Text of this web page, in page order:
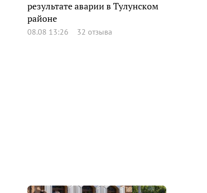
результате аварии в Тулунском
районе
08.08 13:26 32 отзыва